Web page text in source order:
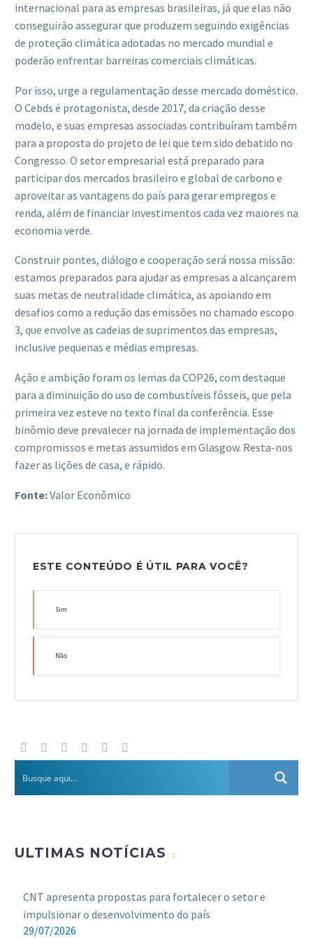
internacional para as empresas brasileiras, já que elas não
conseguirão assegurar que produzem seguindo exigências
de proteção climática adotadas no mercado mundial e
poderão enfrentar barreiras comerciais climáticas.
Por isso, urge a regulamentação desse mercado doméstico.
O Cebds é protagonista, desde 2017, da criação desse
modelo, e suas empresas associadas contribuíram também
para a proposta do projeto de lei que tem sido debatido no
Congresso. O setor empresarial está preparado para
participar dos mercados brasileiro e global de carbono e
aproveitar as vantagens do país para gerar empregos e
renda, além de financiar investimentos cada vez maiores na
economia verde.
Construir pontes, diálogo e cooperação será nossa missão:
estamos preparados para ajudar as empresas a alcançarem
suas metas de neutralidade climática, as apoiando em
desafios como a redução das emissões no chamado escopo
3, que envolve as cadeias de suprimentos das empresas,
inclusive pequenas e médias empresas.
Ação e ambição foram os lemas da COP26, com destaque
para a diminuição do uso de combustíveis fósseis, que pela
primeira vez esteve no texto final da conferência. Esse
binômio deve prevalecer na jornada de implementação dos
compromissos e metas assumidos em Glasgow. Resta-nos
fazer as lições de casa, e rápido.
Fonte:Valor Econômico
ESTE CONTEÚDO É ÚTIL PARA VOCÊ?
Sim
Não
ULTIMAS NOTÍCIAS
CNT apresenta propostas para fortalecer o setor e
impulsionar o desenvolvimento do país
29/07/2026